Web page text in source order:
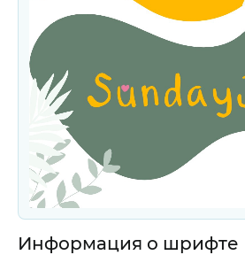
Информация о шрифте